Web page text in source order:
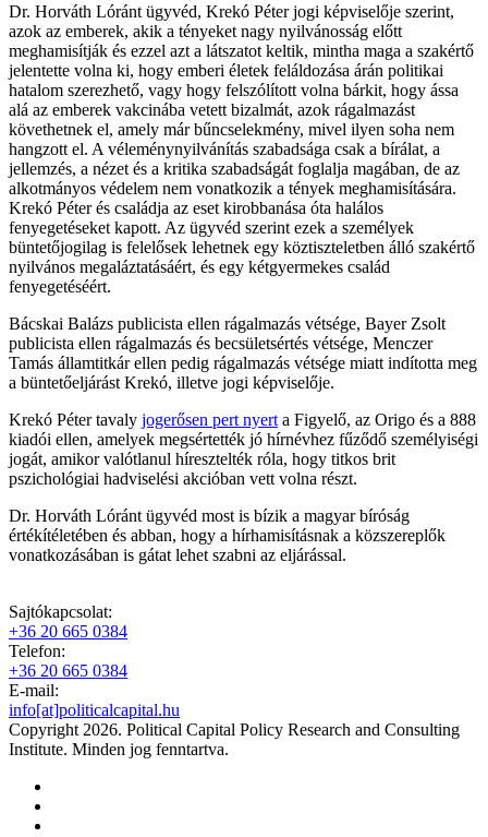
Dr. Horváth Lóránt ügyvéd, Krekó Péter jogi képviselője szerint,
azok az emberek, akik a tényeket nagy nyilvánosság előtt
meghamisítják és ezzel azt a látszatot keltik, mintha maga a szakértő
jelentette volna ki, hogy emberi életek feláldozása árán politikai
hatalom szerezhető, vagy hogy felszólított volna bárkit, hogy ássa
alá az emberek vakcinába vetett bizalmát, azok rágalmazást
követhetnek el, amely már bűncselekmény, mivel ilyen soha nem
hangzott el. A véleménynyilvánítás szabadsága csak a bírálat, a
jellemzés, a nézet és a kritika szabadságát foglalja magában, de az
alkotmányos védelem nem vonatkozik a tények meghamisítására.
Krekó Péter és családja az eset kirobbanása óta halálos
fenyegetéseket kapott. Az ügyvéd szerint ezek a személyek
büntetőjogilag is felelősek lehetnek egy köztiszteletben álló szakértő
nyilvános megaláztatásáért, és egy kétgyermekes család
fenyegetéséért.
Bácskai Balázs publicista ellen rágalmazás vétsége, Bayer Zsolt
publicista ellen rágalmazás és becsületsértés vétsége, Menczer
Tamás államtitkár ellen pedig rágalmazás vétsége miatt indította meg
a büntetőeljárást Krekó, illetve jogi képviselője.
Krekó Péter tavaly jogerősen pert nyert a Figyelő, az Origo és a 888
kiadói ellen, amelyek megsértették jó hírnévhez fűződő személyiségi
jogát, amikor valótlanul híresztelték róla, hogy titkos brit
pszichológiai hadviselési akcióban vett volna részt.
Dr. Horváth Lóránt ügyvéd most is bízik a magyar bíróság
értékítéletében és abban, hogy a hírhamisításnak a közszereplők
vonatkozásában is gátat lehet szabni az eljárással.
Sajtókapcsolat:
+36 20 665 0384
Telefon:
+36 20 665 0384
E-mail:
info[at]politicalcapital.hu
Copyright 2026. Political Capital Policy Research and Consulting
Institute. Minden jog fenntartva.